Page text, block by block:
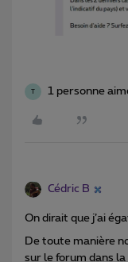
T 1 personne
Cédric B
On dirait que j’ai
De toute manière
sur le forum dans